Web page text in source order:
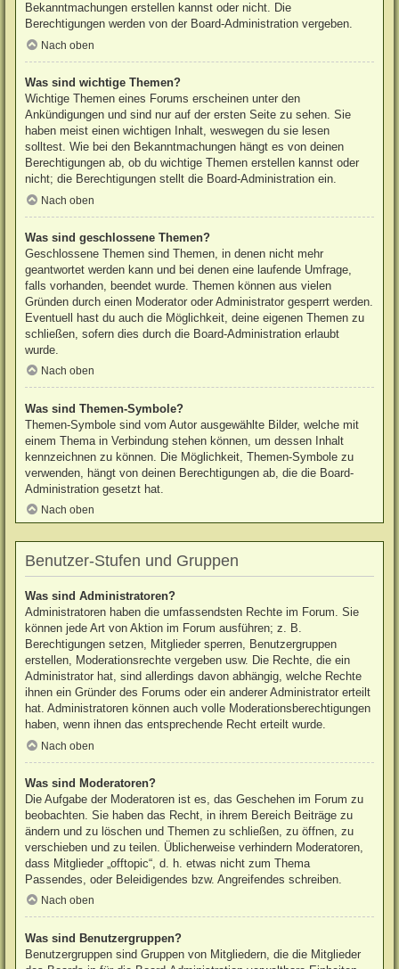
Bekanntmachungen erstellen kannst oder nicht. Die
Berechtigungen werden von der Board-Administration vergeben.
Nach oben
Was sind wichtige Themen?
Wichtige Themen eines Forums erscheinen unter den
Ankündigungen und sind nur auf der ersten Seite zu sehen. Sie
haben meist einen wichtigen Inhalt, weswegen du sie lesen
solltest. Wie bei den Bekanntmachungen hängt es von deinen
Berechtigungen ab, ob du wichtige Themen erstellen kannst oder
nicht; die Berechtigungen stellt die Board-Administration ein.
Nach oben
Was sind geschlossene Themen?
Geschlossene Themen sind Themen, in denen nicht mehr
geantwortet werden kann und bei denen eine laufende Umfrage,
falls vorhanden, beendet wurde. Themen können aus vielen
Gründen durch einen Moderator oder Administrator gesperrt werden.
Eventuell hast du auch die Möglichkeit, deine eigenen Themen zu
schließen, sofern dies durch die Board-Administration erlaubt
wurde.
Nach oben
Was sind Themen-Symbole?
Themen-Symbole sind vom Autor ausgewählte Bilder, welche mit
einem Thema in Verbindung stehen können, um dessen Inhalt
kennzeichnen zu können. Die Möglichkeit, Themen-Symbole zu
verwenden, hängt von deinen Berechtigungen ab, die die Board-
Administration gesetzt hat.
Nach oben
Benutzer-Stufen und Gruppen
Was sind Administratoren?
Administratoren haben die umfassendsten Rechte im Forum. Sie
können jede Art von Aktion im Forum ausführen; z. B.
Berechtigungen setzen, Mitglieder sperren, Benutzergruppen
erstellen, Moderationsrechte vergeben usw. Die Rechte, die ein
Administrator hat, sind allerdings davon abhängig, welche Rechte
ihnen ein Gründer des Forums oder ein anderer Administrator erteilt
hat. Administratoren können auch volle Moderationsberechtigungen
haben, wenn ihnen das entsprechende Recht erteilt wurde.
Nach oben
Was sind Moderatoren?
Die Aufgabe der Moderatoren ist es, das Geschehen im Forum zu
beobachten. Sie haben das Recht, in ihrem Bereich Beiträge zu
ändern und zu löschen und Themen zu schließen, zu öffnen, zu
verschieben und zu teilen. Üblicherweise verhindern Moderatoren,
dass Mitglieder „offtopic“, d. h. etwas nicht zum Thema
Passendes, oder Beleidigendes bzw. Angreifendes schreiben.
Nach oben
Was sind Benutzergruppen?
Benutzergruppen sind Gruppen von Mitgliedern, die die Mitglieder